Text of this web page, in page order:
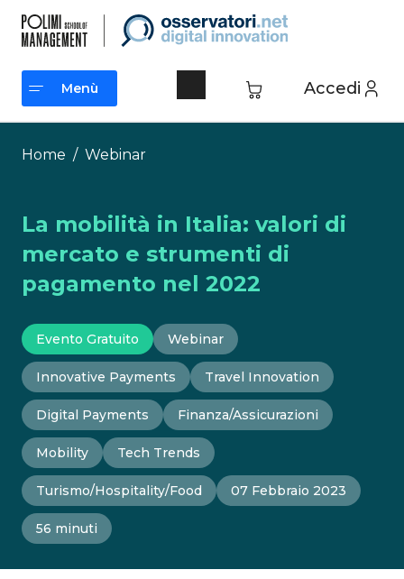
contenuto
Accedi
Menù
Menù
Home / Webinar
La mobilità in Italia: valori di
mercato e strumenti di
pagamento nel 2022
Evento Gratuito Webinar
Innovative Payments Travel Innovation
Digital Payments Finanza/Assicurazioni
Mobility Tech Trends
Turismo/Hospitality/Food 07 Febbraio 2023
56 minuti